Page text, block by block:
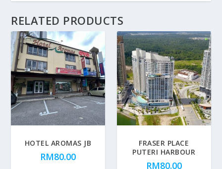
RELATED PRODUCTS
HOTEL AROMAS JB
RM80.00
FRASER PLACE
PUTERI HARBOUR
RM80.00